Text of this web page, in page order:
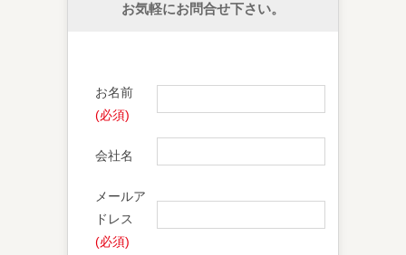
お気軽にお問合せ下さい。
お名前
(必須)
会社名
メールア
ドレス
(必須)